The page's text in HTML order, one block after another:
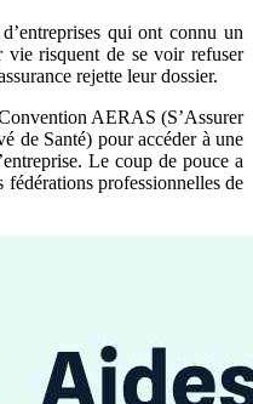
qui ont connu un
vie risquent de se voir refuser
rejette leur dossier.
AERAS (S’Assurer
de Santé) pour accéder à une
Le coup de pouce a
professionnelles de